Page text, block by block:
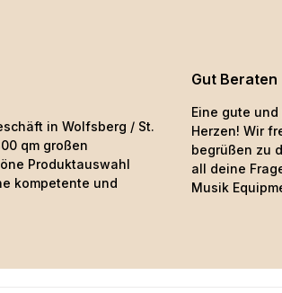
in Wolfsberg / St.
qm großen
Produktauswahl
kompetente und
Gut Beraten
Eine gute
Herzen! Wir
begrüßen zu
all deine
Musik